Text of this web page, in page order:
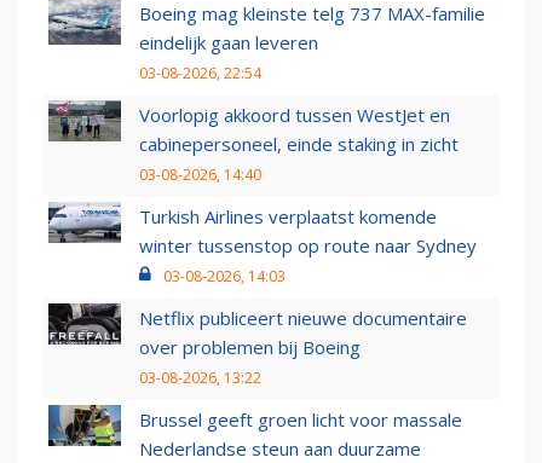
Boeing mag kleinste telg 737 MAX-familie
eindelijk gaan leveren
03-08-2026, 22:54
Voorlopig akkoord tussen WestJet en
cabinepersoneel, einde staking in zicht
03-08-2026, 14:40
Turkish Airlines verplaatst komende
winter tussenstop op route naar Sydney
03-08-2026, 14:03
Netflix publiceert nieuwe documentaire
over problemen bij Boeing
03-08-2026, 13:22
Brussel geeft groen licht voor massale
Nederlandse steun aan duurzame